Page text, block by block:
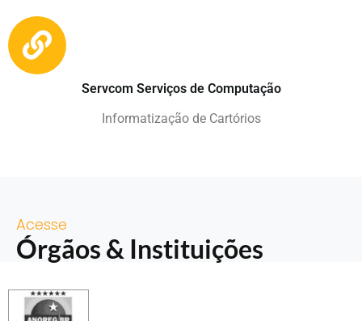
Servcom Serviços de Computação
Informatização de Cartórios
Acesse
Órgãos & Instituições